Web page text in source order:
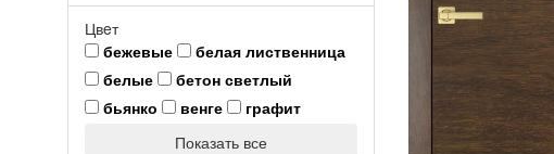
Цвeт
бежевые
белая лиственница
белые
бетон светлый
бьянко
венге
графит
Показать все